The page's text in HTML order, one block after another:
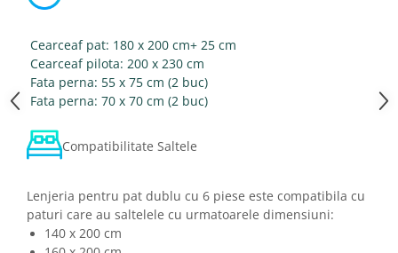
Cearceaf pat: 180 x 200 cm+ 25 cm
Cearceaf pilota: 200 x 230 cm
Fata perna: 55 x 75 cm (2 buc)
Fata perna: 70 x 70 cm (2 buc)
Compatibilitate Saltele
Lenjeria pentru pat dublu cu 6 piese este compatibila cu
paturi care au saltelele cu urmatoarele dimensiuni:
140 x 200 cm